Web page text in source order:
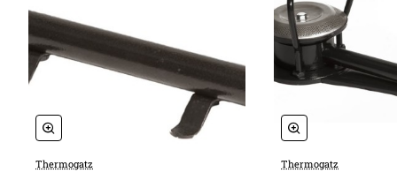
Thermogatz Thermogatz